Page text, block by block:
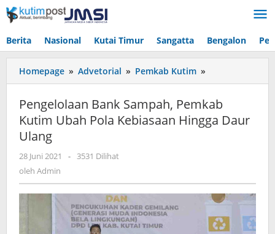
Lewati
ke
Berita Nasional Kutai Timur Sangatta Bengalon
Homepage » Advetorial » Pemkab Kutim »
Bank
Pemkab
Kutim
Daur
Ulang
Pengelolaan Bank Sampah, Pemkab
Kutim Ubah Pola Kebiasaan Hingga Daur
Ulang
28 Juni 2021
oleh
- 3531 Dilihat
oleh Admin